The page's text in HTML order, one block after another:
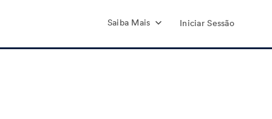
Saiba Mais Iniciar Sessão